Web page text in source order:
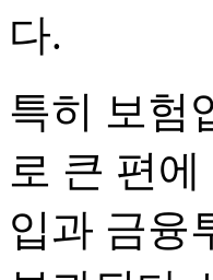
다.
특히 보험
로 큰 편
입과 금융